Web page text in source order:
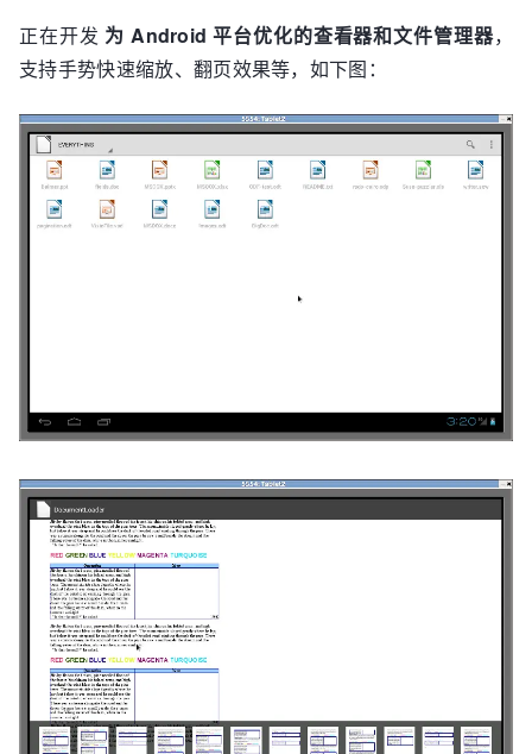
正在开发 为 Android 平台优化的查看器和文件管理器，
支持手势快速缩放、翻页效果等，如下图：